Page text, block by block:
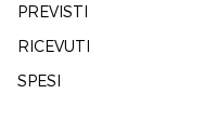
PREVISTI
RICEVUTI
SPESI